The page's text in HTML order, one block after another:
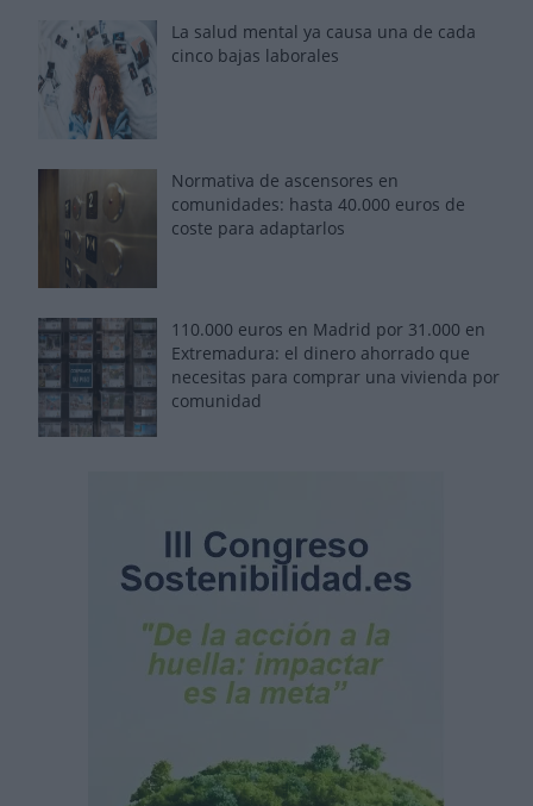
La salud mental ya causa una de cada
cinco bajas laborales
Normativa de ascensores en
comunidades: hasta 40.000 euros de
coste para adaptarlos
110.000 euros en Madrid por 31.000 en
Extremadura: el dinero ahorrado que
necesitas para comprar una vivienda por
comunidad